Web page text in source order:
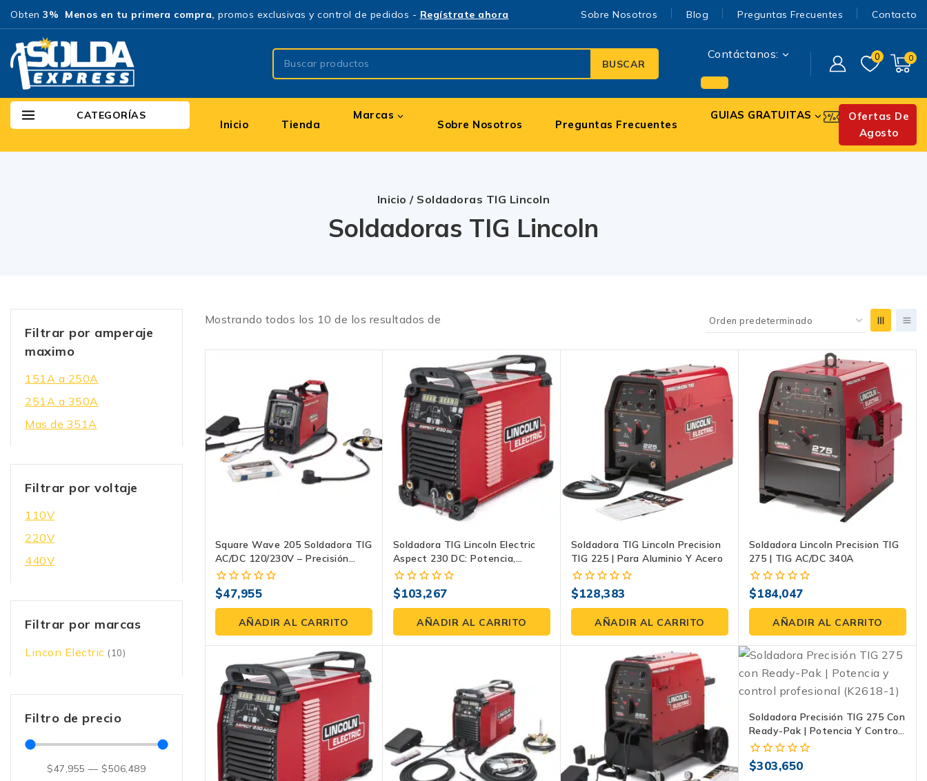
Obten 3% Menos en tu primera compra, promos exclusivas y control de pedidos - Regístrate ahora Sobre Nosotros Blog Preguntas Frecuentes Contacto
BUSCAR
Contáctanos: 0 0
CATEGORÍAS
Inicio Tienda
Marcas
Sobre Nosotros Preguntas Frecuentes
GUIAS GRATUITAS
Ofertas De
Agosto
Inicio / Soldadoras TIG Lincoln
Soldadoras TIG Lincoln
Mostrando todos los 10 de los resultados de
Square Wave 205 Soldadora TIG
AC/DC 120/230V – Precisión
Profesional En Formato Portátil
0
fuera
5
$47,955
AÑADIR AL CARRITO
Soldadora TIG Lincoln Electric
Aspect 230 DC: Potencia,
Control Y Confiabilidad
Profesional
0
fuera
5
$103,267
AÑADIR AL CARRITO
Soldadora TIG Lincoln Precision
TIG 225 | Para Aluminio Y Acero
0
fuera
5
$128,383
AÑADIR AL CARRITO
Soldadora Lincoln Precision TIG
275 | TIG AC/DC 340A
0
fuera
5
$184,047
AÑADIR AL CARRITO
Soldadora Precisión TIG 275 Con
Ready-Pak | Potencia Y Control
Profesional (K2618-1)
0
$303,650
Filtrar por amperaje
maximo
151A a 250A
251A a 350A
Mas de 351A
Filtrar por voltaje
110V
220V
440V
Filtrar por marcas
Lincon Electric (10)
Filtro de precio
$47,955 —$506,489